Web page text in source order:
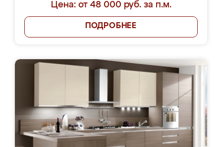
Цена: от 48 000 руб. за п.м.
ПОДРОБНЕЕ